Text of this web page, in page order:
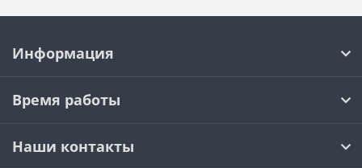
Информация
Время работы
Наши контакты